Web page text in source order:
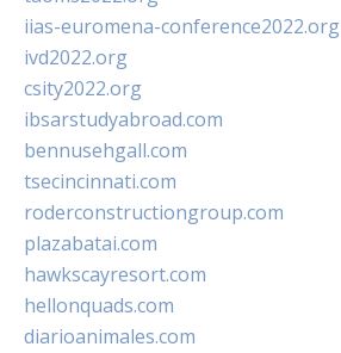
iias-euromena-conference2022.org
ivd2022.org
csity2022.org
ibsarstudyabroad.com
bennusehgall.com
tsecincinnati.com
roderconstructiongroup.com
plazabatai.com
hawkscayresort.com
hellonquads.com
diarioanimales.com